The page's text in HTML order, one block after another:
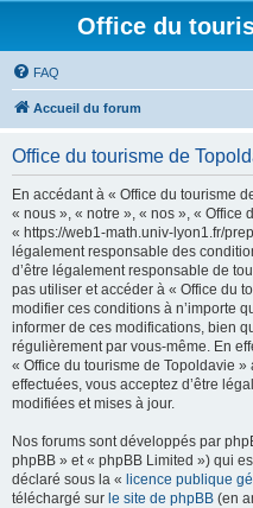
Office du
FAQ
Accueil du forum
Office du tourisme de
En accédant à « Office du tourisme
« nous », « notre », « nos », « Office
« https://web1-math.univ-lyon1.fr/
légalement responsable des
d’être légalement responsable de
pas utiliser et accéder à « Office du
modifier ces conditions à n’importe
informer de ces modifications, bien
régulièrement par vous-même. En
« Office du tourisme de Topoldavie
effectuées, vous acceptez d’être
modifiées et mises à jour.
Nos forums sont développés par
phpBB » et « phpBB Limited ») qui
déclaré sous la « licence publique
téléchargé sur le site de phpBB (en